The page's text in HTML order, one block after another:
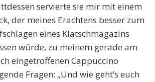
servierte sie mir mit einem
der meines Erachtens besser zum
eines Klatschmagazins
würde, zu meinem gerade am
eingetroffenen Cappuccino
Fragen: „Und wie geht’s euch